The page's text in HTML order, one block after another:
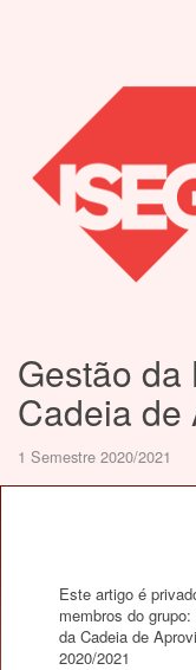
Gestão da
Cadeia de
1 Semestre 2020/2021
Este artigo é
membros do
da Cadeia de
2020/2021